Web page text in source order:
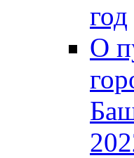
год
О